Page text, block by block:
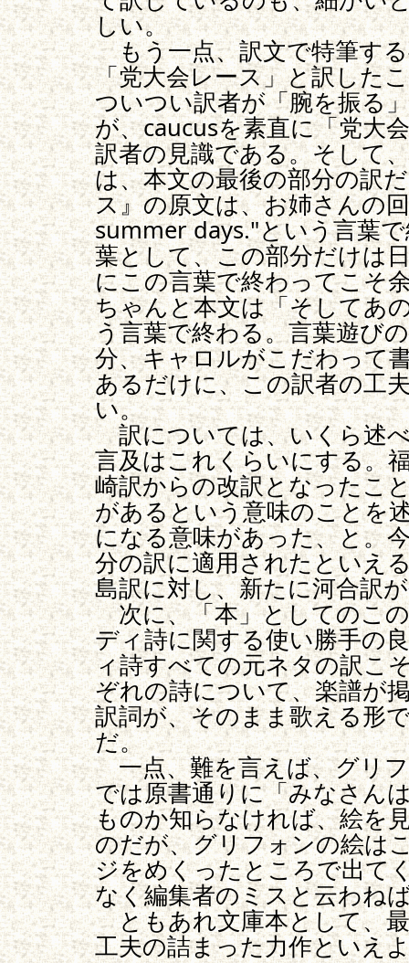
しい。
もう一点、訳文で特筆する
「党大会レース」と訳した
ついつい訳者が「腕を振る
が、caucusを素直に「党大
訳者の見識である。そして
は、本文の最後の部分の訳
ス』の原文は、お姉さんの
summer days."という言葉
葉として、この部分だけは
にこの言葉で終わってこそ
ちゃんと本文は「そしてあ
う言葉で終わる。言葉遊び
分、キャロルがこだわって
あるだけに、この訳者の工
い。
訳については、いくら述
言及はこれくらいにする。
崎訳からの改訳となったこ
があるという意味のことを
になる意味があった、と。
分の訳に適用されたといえ
島訳に対し、新たに河合訳
次に、「本」としてのこ
ディ詩に関する使い勝手の
ィ詩すべての元ネタの訳こ
ぞれの詩について、楽譜が
訳詞が、そのまま歌える形
だ。
一点、難を言えば、グリフ
では原書通りに「みなさん
ものか知らなければ、絵を
のだが、グリフォンの絵は
ジをめくったところで出て
なく編集者のミスと云わね
ともあれ文庫本として、
工夫の詰まった力作といえ